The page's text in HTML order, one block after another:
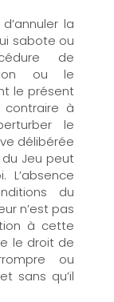
la
sabote ou
de
ou le
le présent
contraire à
le
délibérée
Jeu peut
du
n’est pas
à cette
le droit de
ou
sans qu’il